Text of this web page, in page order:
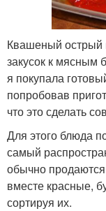
Квашеный острый
закусок к мясным
я покупала
попробовав
что это сделать
Для этого блюда
самый
обычно
вместе красные,
сортируя их.